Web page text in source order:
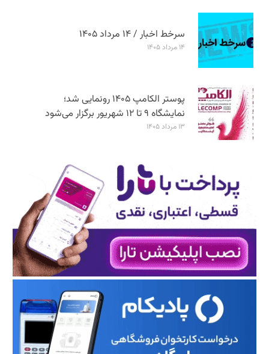
سرخط اخبار / ۱۴ مرداد ۱۴۰۵
۱۴ مرداد ۱۴۰۵
پوستر الکامپ ۱۴۰۵ رونمایی شد؛
نمایشگاه ۹ تا ۱۲ شهریور برگزار می‌شود
۱۳ مرداد ۱۴۰۵